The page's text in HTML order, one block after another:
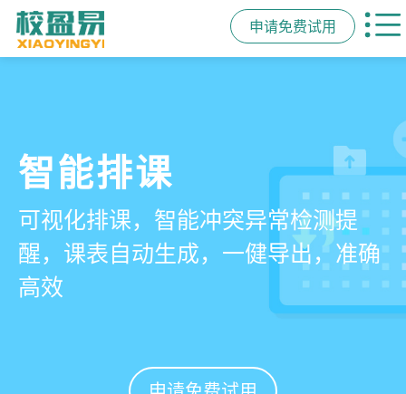
申请免费试用
管学校，用校盈易
培训机构教务管理系
统
有效提升运营管理效率45%
智能排课
可视化排课，智能冲突异常检测提
醒，课表自动生成，一健导出，准确
高效
课时统计
学员签到同步扣减课时，老师带课量
自动统计、汇总，数据清晰可查免扯
皮
家校互动
一部手机链接教师、学员、家长，沟
通互动零距离，服务贴心铸口碑促续
费